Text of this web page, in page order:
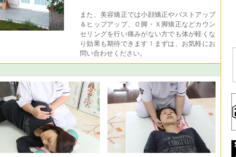
また、美容矯正では小顔矯正やバストアップ
＆ヒップアップ、Ｏ脚・Ｘ脚矯正などカウン
セリングを行い痛みがない方でも体が軽くな
り効果も期待できます！まずは、お気軽にお
問い合わせください。